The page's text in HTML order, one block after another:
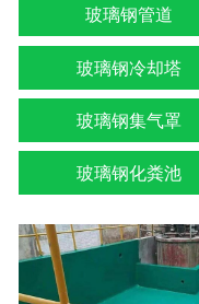
玻璃钢管道
玻璃钢冷却塔
玻璃钢集气罩
玻璃钢化粪池